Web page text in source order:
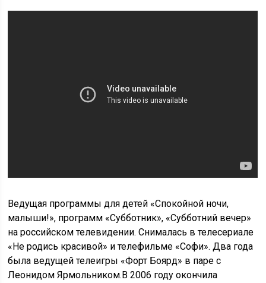
Ведущая программы для детей «Спокойной ночи,
малыши!», программ «Субботник», «Субботний вечер»
на российском телевидении. Снималась в телесериале
«Не родись красивой» и телефильме «Софи». Два года
была ведущей телеигры «Форт Боярд» в паре с
Леонидом Ярмольником.В 2006 году окончила